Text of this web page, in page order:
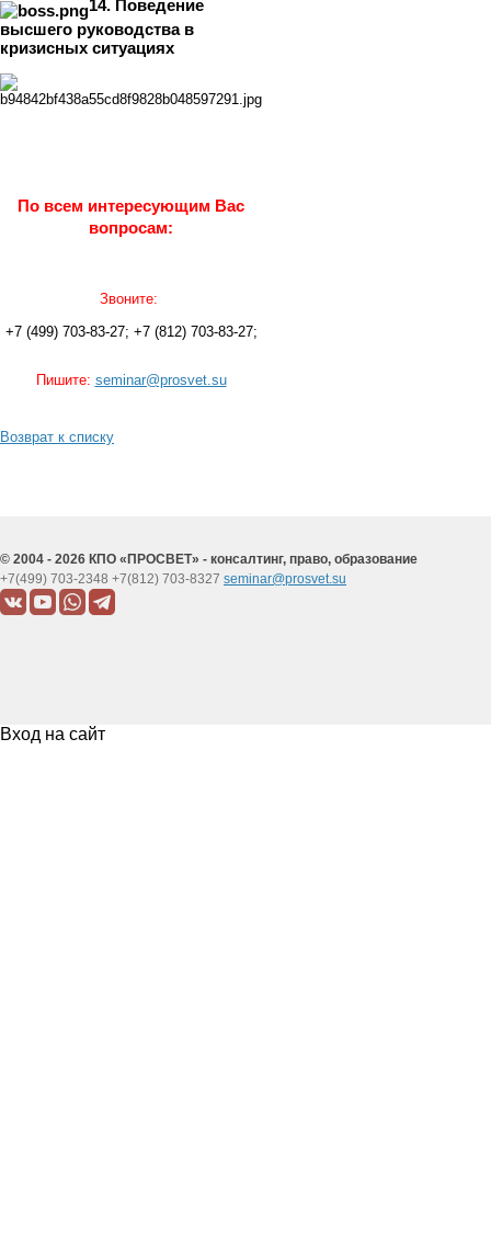
14. Поведение
высшего руководства в
кризисных ситуациях
По всем интересующим Вас
вопросам:
Звоните:
+7 (499) 703-83-27; +7 (812) 703-83-27;
Пишите: seminar@prosvet.su
Возврат к списку
© 2004 - 2026 КПО «ПРОСВЕТ» - консалтинг, право, образование
+7(499) 703-2348 +7(812) 703-8327 seminar@prosvet.su
Вход на сайт